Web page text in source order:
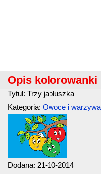
Opis kolorowanki
Tytul: Trzy jabłuszka
Kategoria: Owoce i warzywa
Dodana: 21-10-2014